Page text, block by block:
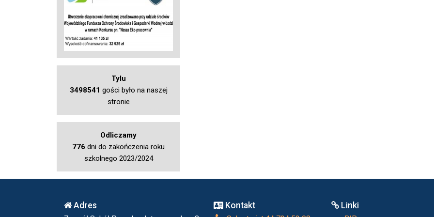
Tylu
3498541 gości było na naszej
stronie
Odliczamy
776 dni do zakończenia roku
szkolnego 2023/2024
Adres Kontakt Linki